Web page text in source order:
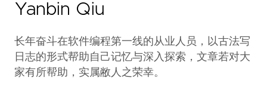
Yanbin Qiu
长年奋斗在软件编程第一线的从业人员，以古法写
日志的形式帮助自己记忆与深入探索，文章若对大
家有所帮助，实属敝人之荣幸。